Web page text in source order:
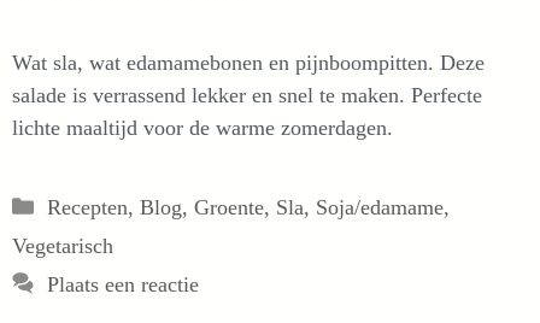
Wat sla, wat edamamebonen en pijnboompitten. Deze
salade is verrassend lekker en snel te maken. Perfecte
lichte maaltijd voor de warme zomerdagen.
Categorieën
Recepten, Blog, Groente, Sla, Soja/edamame,
Vegetarisch
Plaats een reactie